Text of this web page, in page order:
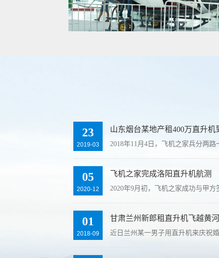
23
2019-03
山东烟台某地产租400万直升机
2018年11月4日，飞机之家兵分两
05
2020-12
飞机之家完成洛阳直升机航测
2020年9月初，飞机之家成功与甲
01
2018-09
甘肃兰州新郎租直升机飞越黄
近日兰州某一男子用直升机来庆